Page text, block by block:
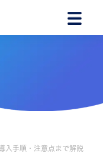
入手順・注意点まで解説